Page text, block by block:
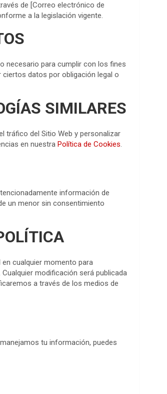
de [Correo electrónico de
a la legislación vigente.
necesario para cumplir con los fines
datos por obligación legal o
SIMILARES
tráfico del Sitio Web y personalizar
en nuestra Política de Cookies.
información de
un menor sin consentimiento
cualquier momento para
modificación será publicada
a través de los medios de
tu información, puedes